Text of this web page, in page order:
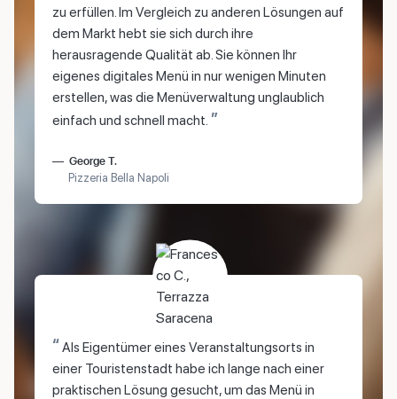
zu erfüllen. Im Vergleich zu anderen Lösungen auf
dem Markt hebt sie sich durch ihre
herausragende Qualität ab. Sie können Ihr
eigenes digitales Menü in nur wenigen Minuten
erstellen, was die Menüverwaltung unglaublich
einfach und schnell macht. ”
George T.
Pizzeria Bella Napoli
“Als Eigentümer eines Veranstaltungsorts in
einer Touristenstadt habe ich lange nach einer
praktischen Lösung gesucht, um das Menü in